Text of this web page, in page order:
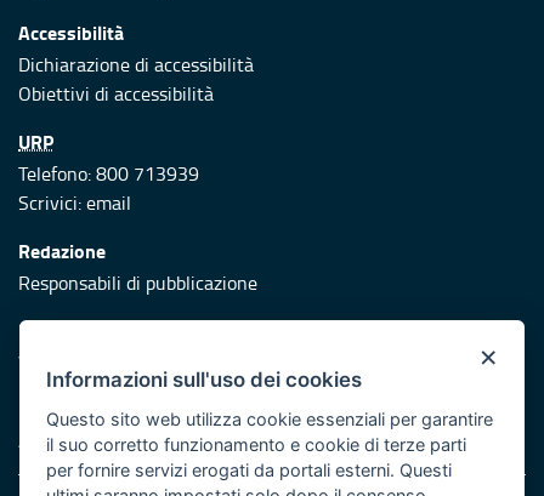
Accessibilità
Dichiarazione di accessibilità
Obiettivi di accessibilità
URP
Telefono: 800 713939
Scrivici:email
Redazione
Responsabili di pubblicazione
Protezione civile
Vai al sito di Protezione Civile Puglia
Iniziativa finanziata con risorse del POR Puglia 2014/2020 -
Asse XI
×
Informazioni sull'uso dei cookies
Questo sito web utilizza cookie essenziali per garantire
il suo corretto funzionamento e cookie di terze parti
per fornire servizi erogati da portali esterni. Questi